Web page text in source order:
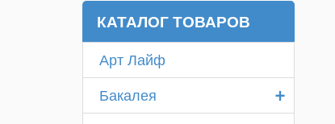
КАТАЛОГ ТОВАРОВ
Арт Лайф
+
Бакалея